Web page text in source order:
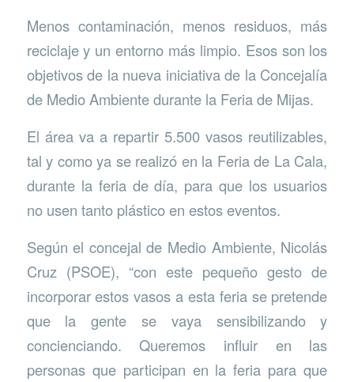
Menos contaminación, menos residuos, más
reciclaje y un entorno más limpio. Esos son los
objetivos de la nueva iniciativa de la Concejalía
de Medio Ambiente durante la Feria de Mijas.
El área va a repartir 5.500 vasos reutilizables,
tal y como ya se realizó en la Feria de La Cala,
durante la feria de día, para que los usuarios
no usen tanto plástico en estos eventos.
Según el concejal de Medio Ambiente, Nicolás
Cruz (PSOE), “con este pequeño gesto de
incorporar estos vasos a esta feria se pretende
que la gente se vaya sensibilizando y
concienciando. Queremos influir en las
personas que participan en la feria para que